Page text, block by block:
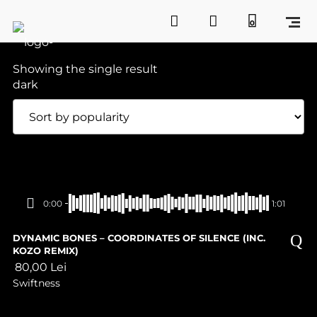
0
Showing the single result
0:00 1:01
DYNAMIC BONES – COORDINATES OF SILENCE (INC.
KOZO REMIX)
80,00 Lei
Swiftness